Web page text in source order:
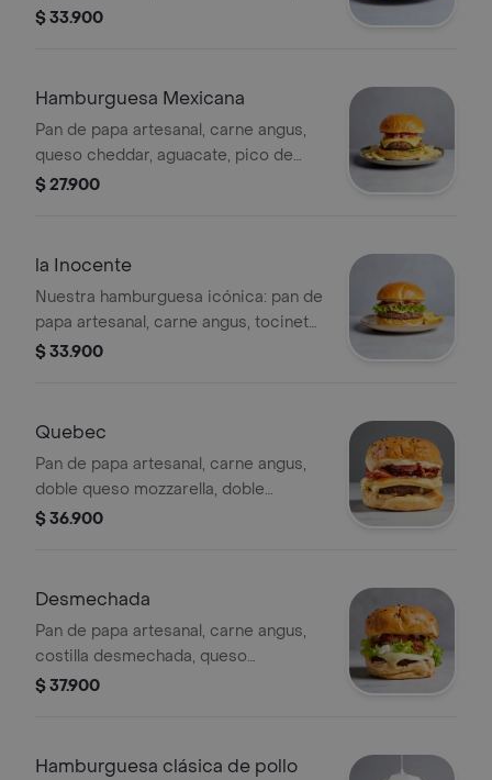
tocineta, lechuga, tomate y salsa de la
$ 33.900
Hamburguesa Mexicana
Pan de papa artesanal, carne angus,
queso cheddar, aguacate, pico de
gallo especial y salsa mamba (picante
$ 27.900
la Inocente
Nuestra hamburguesa icónica: pan de
papa artesanal, carne angus, tocineta
en reducción de whiskey y panela.
ingrediente único a base de maní.
$ 33.900
Quebec
Pan de papa artesanal, carne angus,
doble queso mozzarella, doble
tocineta en reduccion de miel de
$ 36.900
Desmechada
Pan de papa artesanal, carne angus,
costilla desmechada, queso
philadelphia, queso mozzarella.
$ 37.900
Hamburguesa clásica de pollo